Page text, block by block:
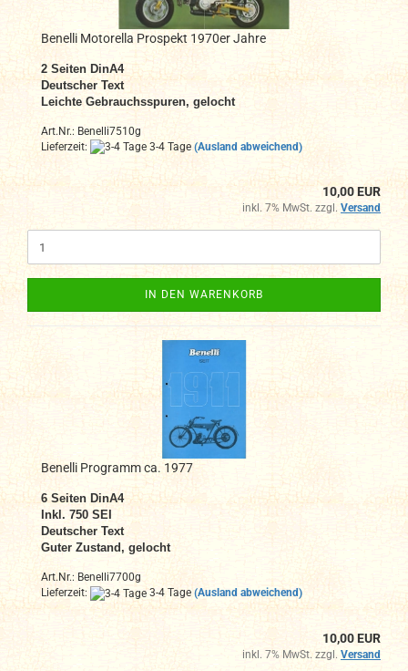
Benelli Motorella Prospekt 1970er Jahre
2 Seiten DinA4
Deutscher Text
Leichte Gebrauchsspuren, gelocht
Art.Nr.: Benelli7510g
Lieferzeit:
3-4 Tage (Ausland abweichend)
10,00 EUR
inkl. 7% MwSt. zzgl. Versand
IN DEN WARENKORB
Benelli Programm ca. 1977
6 Seiten DinA4
Inkl. 750 SEI
Deutscher Text
Guter Zustand, gelocht
Art.Nr.: Benelli7700g
Lieferzeit:
3-4 Tage (Ausland abweichend)
10,00 EUR
inkl. 7% MwSt. zzgl. Versand